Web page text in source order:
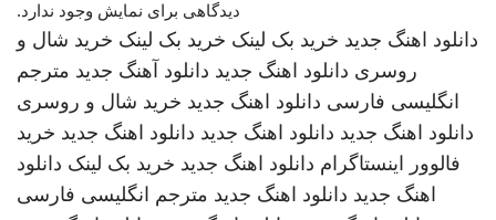
دیدگاهی برای نمایش وجود ندارد.
دانلود اهنگ جدید خرید بک لینک خرید بک لینک خرید شال و
روسری دانلود اهنگ جدید دانلود آهنگ جدید مترجم
انگلیسی فارسی دانلود اهنگ جدید خرید شال و روسری
دانلود اهنگ جدید دانلود اهنگ جدید دانلود اهنگ جدید خرید
فالوور اینستاگرام دانلود اهنگ جدید خرید بک لینک دانلود
اهنگ جدید دانلود اهنگ جدید مترجم انگلیسی فارسی